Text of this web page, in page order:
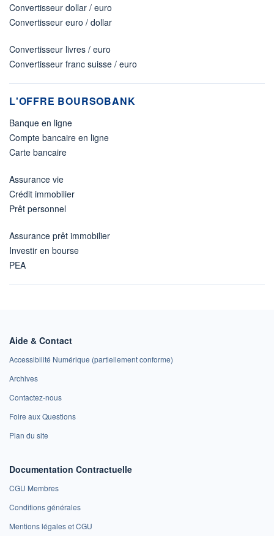
Convertisseur dollar / euro
Convertisseur euro / dollar
Convertisseur livres / euro
Convertisseur franc suisse / euro
L'OFFRE BOURSOBANK
Banque en ligne
Compte bancaire en ligne
Carte bancaire
Assurance vie
Crédit immobilier
Prêt personnel
Assurance prêt immobilier
Investir en bourse
PEA
Aide & Contact
Accessibilité Numérique (partiellement conforme)
Archives
Contactez-nous
Foire aux Questions
Plan du site
Documentation Contractuelle
CGU Membres
Conditions générales
Mentions légales et CGU